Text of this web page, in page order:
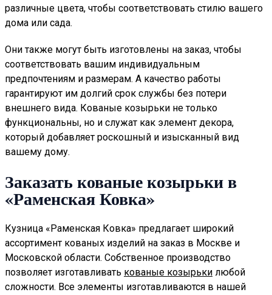
различные цвета, чтобы соответствовать стилю вашего
дома или сада.
Они также могут быть изготовлены на заказ, чтобы
соответствовать вашим индивидуальным
предпочтениям и размерам. А качество работы
гарантируют им долгий срок службы без потери
внешнего вида. Кованые козырьки не только
функциональны, но и служат как элемент декора,
который добавляет роскошный и изысканный вид
вашему дому.
Заказать кованые козырьки в
«Раменская Ковка»
Кузница «Раменская Ковка» предлагает широкий
ассортимент кованых изделий на заказ в Москве и
Московской области. Собственное производство
позволяет изготавливать кованые козырьки любой
сложности. Все элементы изготавливаются в нашей